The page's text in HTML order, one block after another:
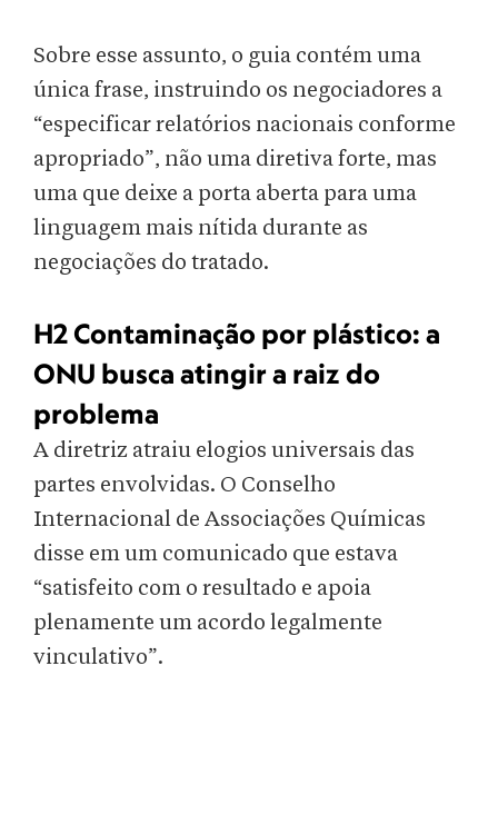
Sobre esse assunto, o guia contém uma
única frase, instruindo os negociadores a
“especificar relatórios nacionais conforme
apropriado”, não uma diretiva forte, mas
uma que deixe a porta aberta para uma
linguagem mais nítida durante as
negociações do tratado.
H2 Contaminação por plástico: a
ONU busca atingir a raiz do
problema
A diretriz atraiu elogios universais das
partes envolvidas. O Conselho
Internacional de Associações Químicas
disse em um comunicado que estava
“satisfeito com o resultado e apoia
plenamente um acordo legalmente
vinculativo”.